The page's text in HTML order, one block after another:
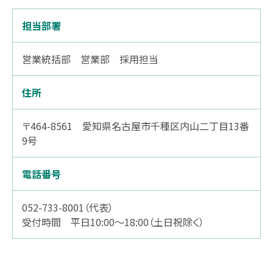
担当部署
営業統括部 営業部 採用担当
住所
〒464-8561 愛知県名古屋市千種区内山二丁目13番
9号
電話番号
052-733-8001（代表）
受付時間 平日10:00～18:00（土日祝除く）